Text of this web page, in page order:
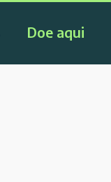
Doe aqui